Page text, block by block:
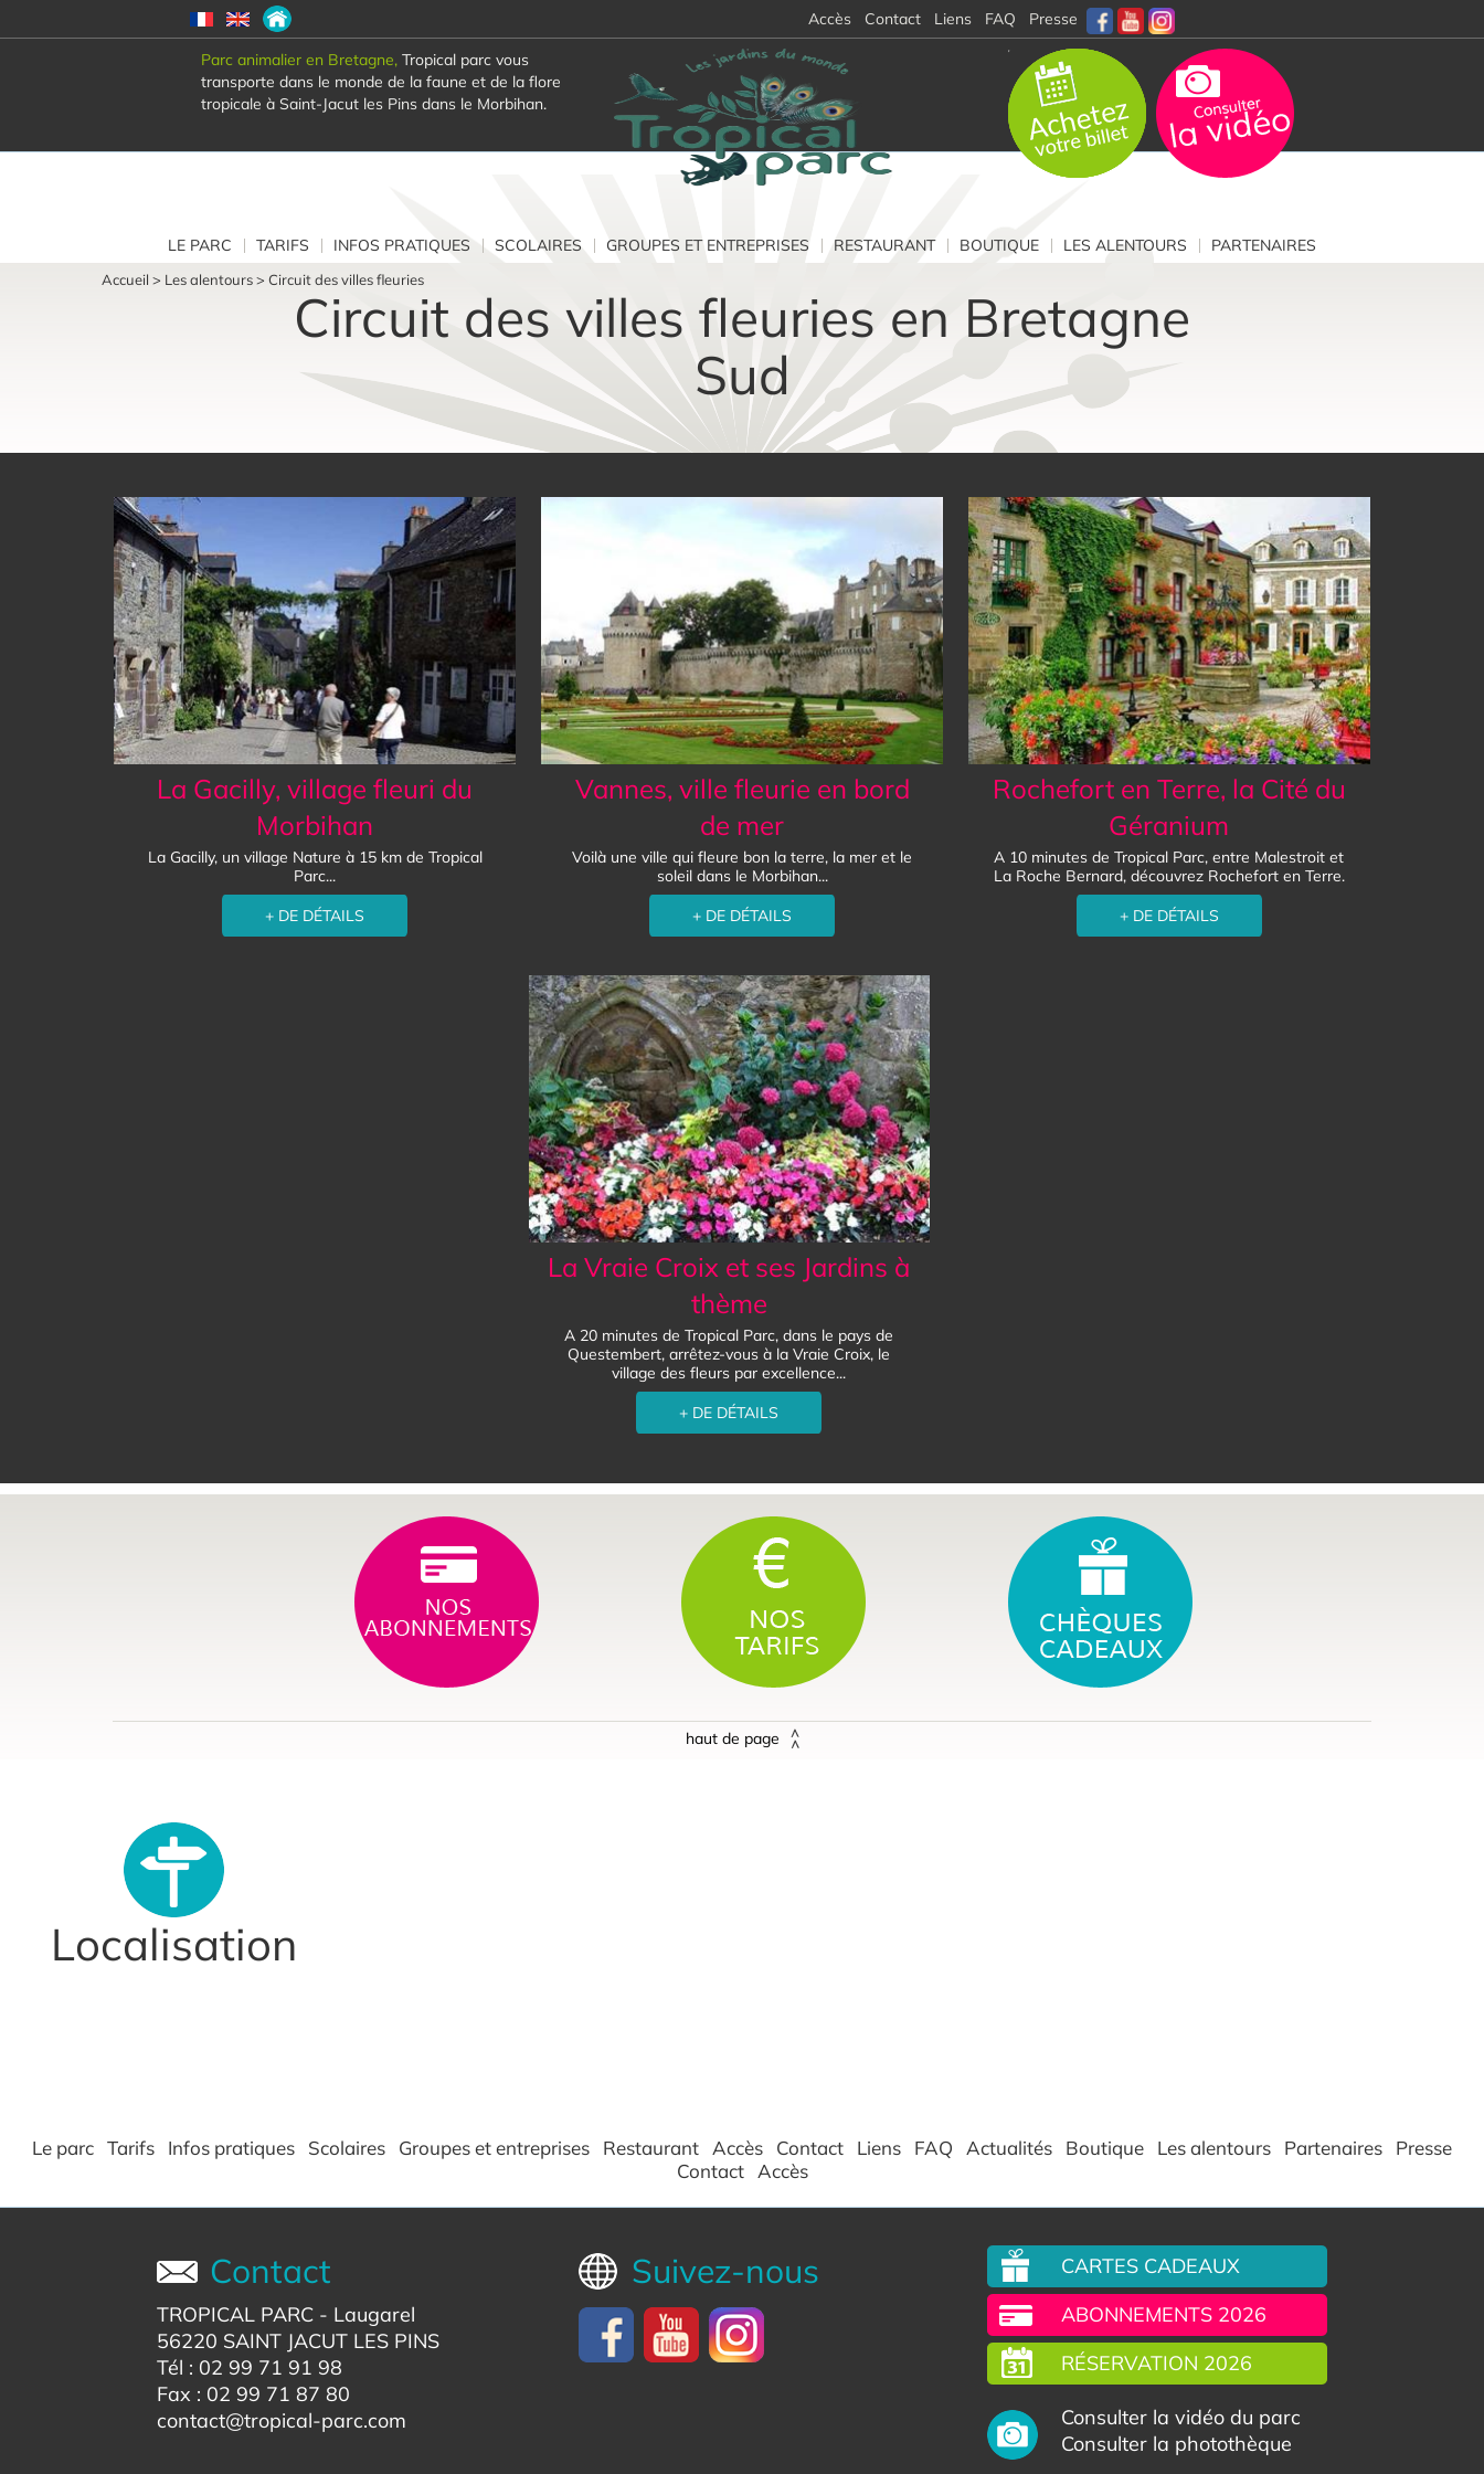
Accès Contact Liens FAQ Presse
Parc animalier en Bretagne, Tropical parc vous
transporte dans le monde de la faune et de la flore
tropicale à Saint-Jacut les Pins dans le Morbihan.
LE PARC TARIFS INFOS PRATIQUES SCOLAIRES GROUPES ET ENTREPRISES RESTAURANT BOUTIQUE LES ALENTOURS PARTENAIRES
Accueil > Les alentours> Circuit des villes fleuries
Circuit des villes fleuries en Bretagne
Sud
La Gacilly, village fleuri du
Morbihan
La Gacilly, un village Nature à 15 km de Tropical
Parc...
+ DE DÉTAILS
Vannes, ville fleurie en bord
de mer
Voilà une ville qui fleure bon la terre, la mer et le
soleil dans le Morbihan...
+ DE DÉTAILS
Rochefort en Terre, la Cité du
Géranium
A 10 minutes de Tropical Parc, entre Malestroit et
La Roche Bernard, découvrez Rochefort en Terre.
+ DE DÉTAILS
La Vraie Croix et ses Jardins à
thème
A 20 minutes de Tropical Parc, dans le pays de
Questembert, arrêtez-vous à la Vraie Croix, le
village des fleurs par excellence...
+ DE DÉTAILS
haut de page
Localisation
Le parc Tarifs Infos pratiques Scolaires Groupes et entreprises Restaurant Accès Contact Liens FAQ Actualités Boutique Les alentours Partenaires
Presse
Contact Accès
Contact
TROPICAL PARC - Laugarel
56220 SAINT JACUT LES PINS
Tél : 02 99 71 91 98
Fax : 02 99 71 87 80
contact@tropical-parc.com
Suivez-nous
CARTES CADEAUX
ABONNEMENTS 2026
RÉSERVATION 2026
Consulter la vidéo du parc
Consulter la photothèque